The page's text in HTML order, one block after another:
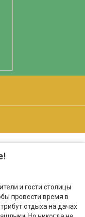
и гости столицы
провести время в
отдыха на дачах